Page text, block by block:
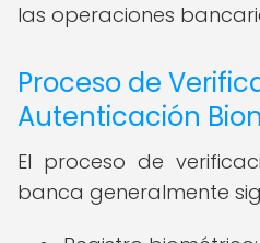
las operaciones
Proceso de
Autenticación
El proceso de
banca generalmente